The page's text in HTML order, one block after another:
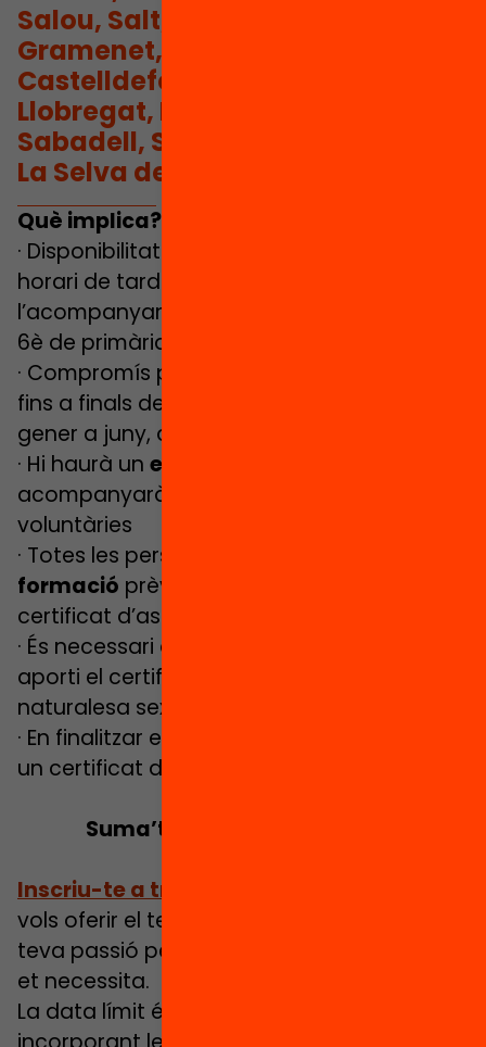
Salou, Salt, Santa Coloma de
Gramenet, Viladecans,
Castelldefels, L’Hospitalet de
Llobregat, Lleida, Montornès,
Sabadell, Sant Boi de Llobregat,
La Selva del Camp i Terrassa.
Què implica?
· Disponibilitat d’
horari de tarda per a realitzar
l’acompanyament d’un infant de 4t, 5è o
6è de primària
· Compromís per a realitzar el voluntariat
fins a finals del curs escolar (20 sessions de
gener a juny, aproximadament)
· Hi haurà un equip professional
acompanyarà i assessorarà les persones
voluntàries
· Totes les persones voluntàries rebran una
formació prèvia a l’inici de l’activitat (amb
certificat d’assistència)
· És necessari que la persona voluntària
aporti el certificat negatiu de delictes de
naturalesa sexual
· En finalitzar el voluntariat, la persona rebrà
un certificat de funcions
Suma’t al voluntariat lector!
Inscriu-tea través d’aquest formulari
vols oferir el teu temps per a encomanar la
teva passió per la lectura a un infant que
et necessita.
La data límit és el 15/01/23 però anirem